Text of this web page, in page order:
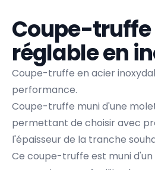
Coupe-truffe
réglable en
Coupe-truffe en acier
performance.
Coupe-truffe muni d'une
permettant de choisir avec
l'épaisseur de la tranche
Ce coupe-truffe est muni